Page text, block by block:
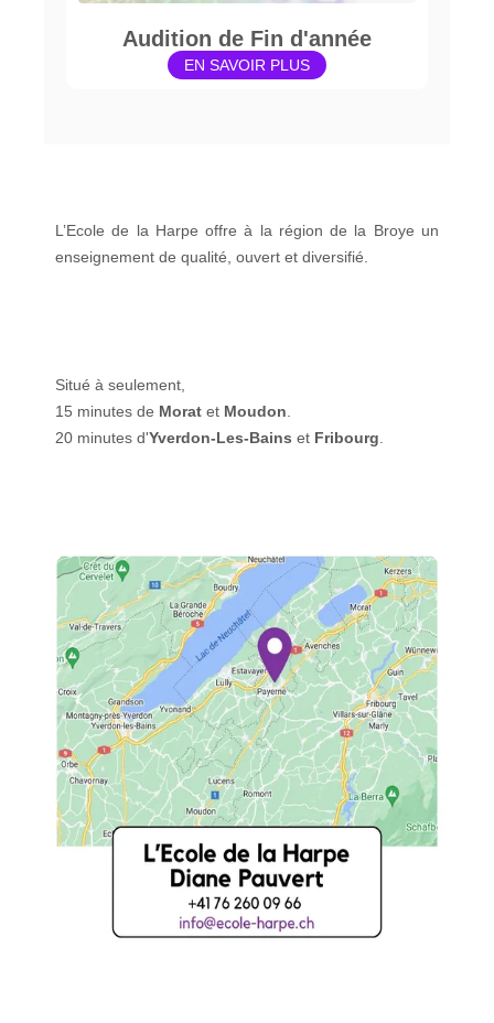
Audition de Fin d'année
EN SAVOIR PLUS
L’Ecole de la Harpe offre à la région de la Broye un
enseignement de qualité, ouvert et diversifié.
Situé à seulement,
15 minutes de Morat et Moudon
20 minutes d'Yverdon-Les-Bains et Fribourg